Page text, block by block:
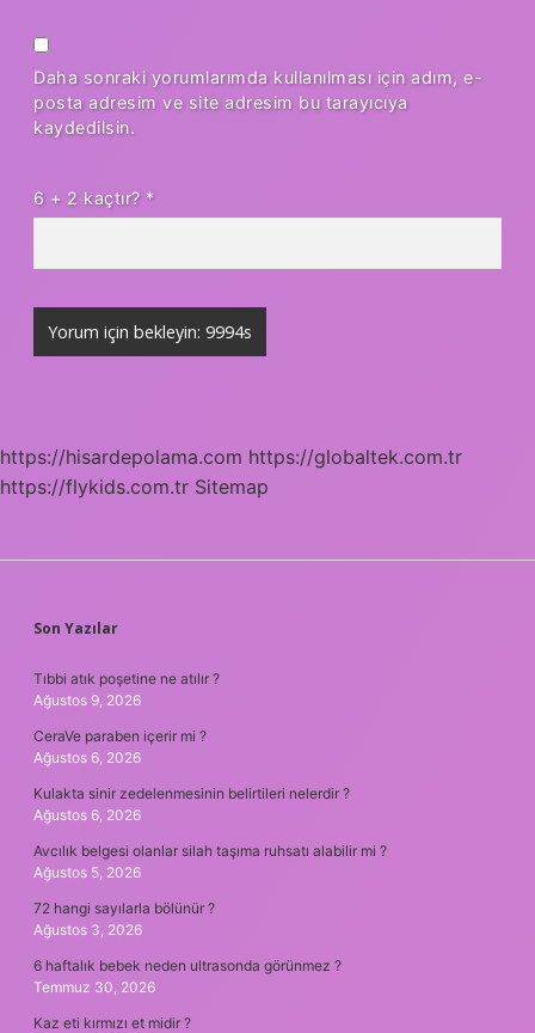
Daha sonraki yorumlarımda kullanılması için adım, e-
posta adresim ve site adresim bu tarayıcıya
kaydedilsin.
6 + 2 kaçtır? *
https://hisardepolama.com https://globaltek.com.tr
https://flykids.com.tr Sitemap
SIDEBAR
Son Yazılar
Tıbbi atık poşetine ne atılır ?
Ağustos 9, 2026
CeraVe paraben içerir mi ?
Ağustos 6, 2026
Kulakta sinir zedelenmesinin belirtileri nelerdir ?
Ağustos 6, 2026
Avcılık belgesi olanlar silah taşıma ruhsatı alabilir mi ?
Ağustos 5, 2026
72 hangi sayılarla bölünür ?
Ağustos 3, 2026
6 haftalık bebek neden ultrasonda görünmez ?
Temmuz 30, 2026
Kaz eti kırmızı et midir ?